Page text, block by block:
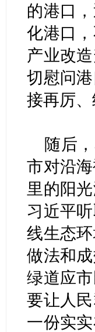
的港口
化港口
产业改
切慰问
接再厉
随后
市对沿
里的阳
习近平
线生态
做法和
绿道应
要让人
一份实